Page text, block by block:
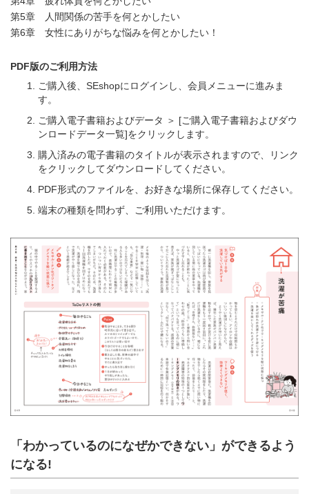
第5章 人間関係の苦手を何とかしたい
第6章 女性にありがちな悩みを何とかしたい！
PDF版のご利用方法
ご購入後、SEshopにログインし、会員メニューに進みま
す。
ご購入電子書籍およびデータ ＞ [ご購入電子書籍およびダウ
ンロードデータ一覧]をクリックします。
購入済みの電子書籍のタイトルが表示されますので、リンク
をクリックしてダウンロードしてください。
PDF形式のファイルを、お好きな場所に保存してください。
端末の種類を問わず、ご利用いただけます。
「わかっているのになぜかできない」ができるよう
になる!